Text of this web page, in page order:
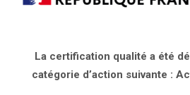
La certification qualité a été
catégorie d’action suivante :